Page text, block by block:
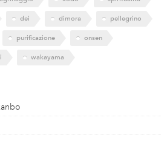
dei dimora pellegrino
purificazione onsen
wakayama